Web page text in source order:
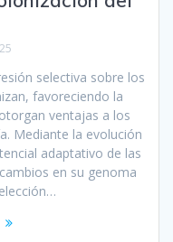
selectiva sobre los
favoreciendo la
ventajas a los
Mediante la evolución
adaptativo de las
en su genoma